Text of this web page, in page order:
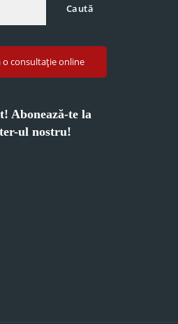
Caută
o consultație online
Abonează-te la
ul nostru!